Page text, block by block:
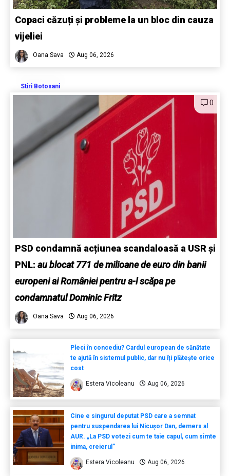
Copaci căzuți și probleme la un bloc din cauza
vijeliei
Oana Sava Aug 06, 2026
Stiri Botosani
0
PSD condamnă acțiunea scandaloasă a USR și
PNL: au blocat 771 de milioane de euro din banii
europeni ai României pentru a-l scăpa pe
condamnatul Dominic Fritz
Oana Sava Aug 06, 2026
Pleci în concediu? Cardul european de sănătate
te ajută în sistemul public, dar nu îți plătește orice
cost
Estera Vicoleanu Aug 06, 2026
Cine e singurul deputat PSD care a semnat
pentru suspendarea lui Nicușor Dan, demers al
AUR. „La PSD votezi cum te taie capul, cum simte
inima, creierul”
Estera Vicoleanu Aug 06, 2026